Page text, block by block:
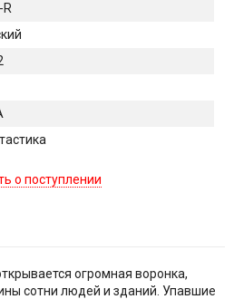
R
о поступлении
огромная воронка,
сотни людей и зданий. Упавшие